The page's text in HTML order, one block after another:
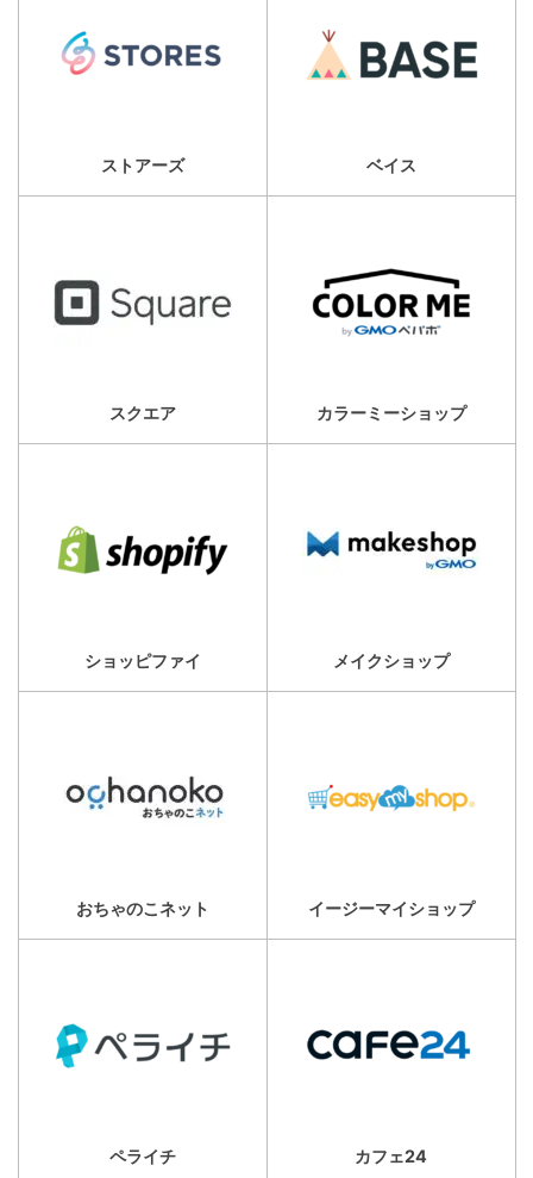
ストアーズ ベイス
スクエア カラーミーショップ
ショッピファイ メイクショップ
おちゃのこネット イージーマイショップ
ペライチ カフェ24